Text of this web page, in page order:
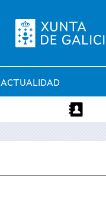
ACTUALIDAD